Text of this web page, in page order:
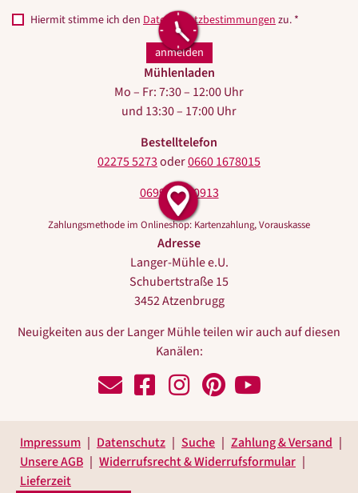
Hiermit stimme ich den Datenschutzbestimmungen zu. *
Mühlenladen
Mo – Fr: 7:30 – 12:00 Uhr
und 13:30 – 17:00 Uhr
Bestelltelefon
02275 5273oder0660 1678015
0699 10440913
Zahlungsmethode im Onlineshop: Kartenzahlung, Vorauskasse
Adresse
Langer-Mühle e.U.
Schubertstraße 15
3452 Atzenbrugg
Neuigkeiten aus der Langer Mühle teilen wir auch auf diesen
Kanälen:
Impressum
Datenschutz Suche
Zahlung & Versand
Unsere AGB
Widerrufsrecht & Widerrufsformular
Lieferzeit